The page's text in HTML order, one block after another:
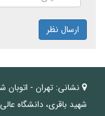
ارسال نظر
نشانی: تهران - اتوبان
شهید باقری، دانشگاه